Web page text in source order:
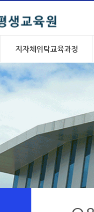
지자체위탁교육과정